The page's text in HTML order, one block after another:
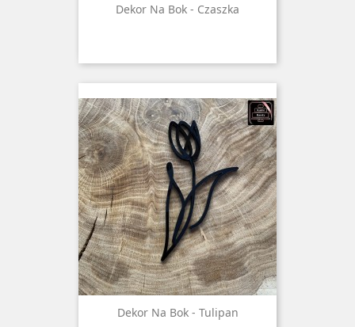
Dekor Na Bok - Czaszka
Dekor Na Bok - Tulipan